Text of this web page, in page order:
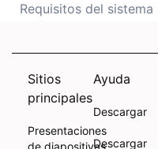
Requisitos del sistema
Sitios
principales
Presentaciones
de diapositivas
Ayuda
Descargar
Descargar